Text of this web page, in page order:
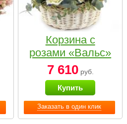
Заказать в один клик
Корзина с
розами «Вальс»
7 610руб.
Купить